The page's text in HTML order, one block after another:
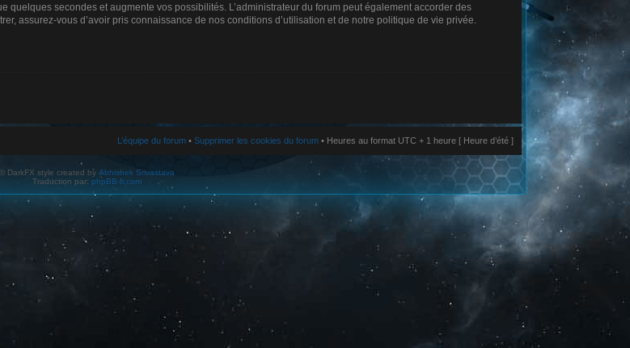
quelques secondes et augmente vos possibilités. L’administrateur du forum peut également accorder des
assurez-vous d’avoir pris connaissance de nos conditions d’utilisation et de notre politique de vie privée.
L’équipe du forum• Supprimer les cookies du forum• Heures au format UTC + 1 heure [ Heure d’été ]
© DarkFX style created by Abhishek Srivastava
Traduction par: phpBB-fr.com